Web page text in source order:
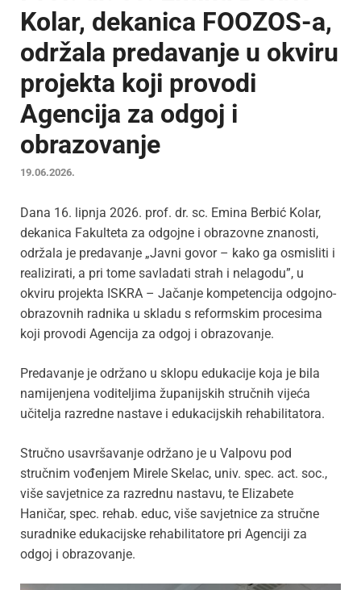
Kolar, dekanica FOOZOS-a,
održala predavanje u okviru
projekta koji provodi
Agencija za odgoj i
obrazovanje
19.06.2026.
Dana 16. lipnja 2026. prof. dr. sc. Emina Berbić Kolar,
dekanica Fakulteta za odgojne i obrazovne znanosti,
održala je predavanje „Javni govor – kako ga osmisliti i
realizirati, a pri tome savladati strah i nelagodu”, u
okviru projekta ISKRA – Jačanje kompetencija odgojno-
obrazovnih radnika u skladu s reformskim procesima
koji provodi Agencija za odgoj i obrazovanje.
Predavanje je održano u sklopu edukacije koja je bila
namijenjena voditeljima županijskih stručnih vijeća
učitelja razredne nastave i edukacijskih rehabilitatora.
Stručno usavršavanje održano je u Valpovu pod
stručnim vođenjem Mirele Skelac, univ. spec. act. soc.,
više savjetnice za razrednu nastavu, te Elizabete
Haničar, spec. rehab. educ, više savjetnice za stručne
suradnike edukacijske rehabilitatore pri Agenciji za
odgoj i obrazovanje.